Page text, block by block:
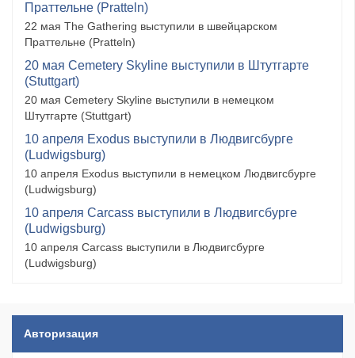
Праттельне (Pratteln)
22 мая The Gathering выступили в швейцарском
Праттельне (Pratteln)
20 мая Cemetery Skyline выступили в Штутгарте
(Stuttgart)
20 мая Cemetery Skyline выступили в немецком
Штутгарте (Stuttgart)
10 апреля Exodus выступили в Людвигсбурге
(Ludwigsburg)
10 апреля Exodus выступили в немецком Людвигсбурге
(Ludwigsburg)
10 апреля Carcass выступили в Людвигсбурге
(Ludwigsburg)
10 апреля Carcass выступили в Людвигсбурге
(Ludwigsburg)
Авторизация